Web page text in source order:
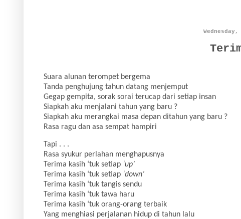
Suara alunan terompet bergema
Tanda penghujung tahun datang menjemput
Gegap gempita, sorak sorai terucap dari setiap insan
Siapkah aku menjalani tahun yang baru ?
Siapkah aku merangkai masa depan ditahun yang baru ?
Rasa ragu dan asa sempat hampiri
Tapi . . .
Rasa syukur perlahan menghapusnya
Terima kasih ‘tuk setiap ‘up’
Terima kasih ‘tuk setiap ‘down’
Terima kasih ‘tuk tangis sendu
Terima kasih ‘tuk tawa haru
Terima kasih ‘tuk orang-orang terbaik
Yang menghiasi perjalanan hidup di tahun lalu